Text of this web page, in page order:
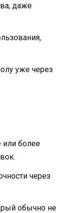
даже
уже через
или более
через
обычно не